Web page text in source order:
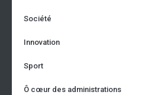
Société
Innovation
Sport
Ô cœur des administrations